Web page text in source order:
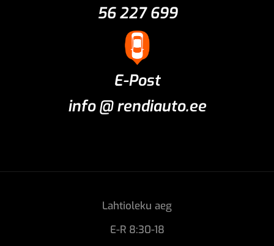
56 227 699
E-Post
info @ rendiauto.ee
Lahtioleku aeg
E-R 8:30-18